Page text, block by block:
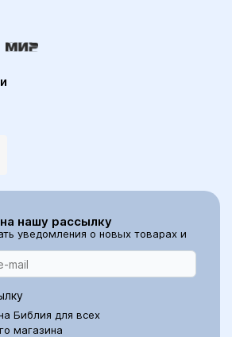
нашу рассылку
уведомления о новых товарах и
Библия для всех
магазина